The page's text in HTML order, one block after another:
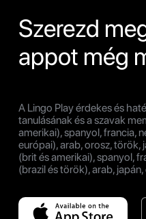
Szerezd
appot még
A Lingo Play érdekes és
tanulásának és a szavak
amerikai), spanyol, francia,
európai), arab, orosz, török,
(brit és amerikai), spanyol,
(brazil és török), arab,